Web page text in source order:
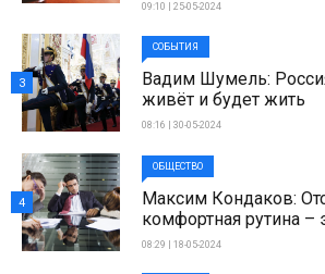
09:10 | 25-05-2024
СОБЫТИЯ
Вадим Шумель:
живёт и будет жить
08:16 | 30-05-2024
3
ОБЩЕСТВО
Максим Кондаков:
комфортная рутина –
08:29 | 18-05-2024
4